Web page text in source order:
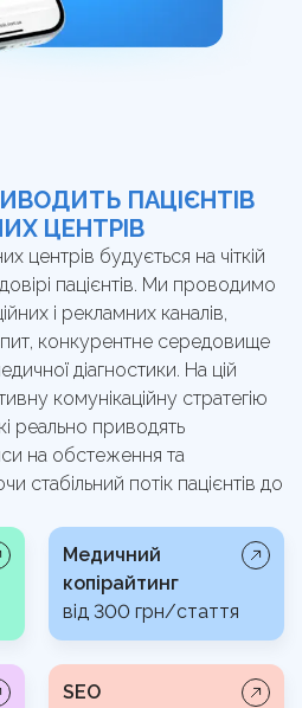
ПАЦІЄНТІВ
ЦЕНТРІВ
центрів будується на чіткій
довірі пацієнтів. Ми проводимо
і рекламних каналів,
конкурентне середовище
діагностики. На цій
комунікаційну стратегію
реально приводять
на обстеження та
стабільний потік пацієнтів до
Медичний
копірайтинг
від 300 грн/стаття
SEO